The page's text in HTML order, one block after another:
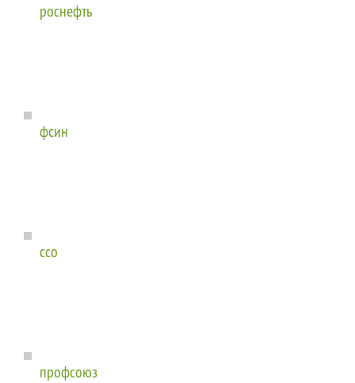
роснефть
фсин
ссо
профсоюз